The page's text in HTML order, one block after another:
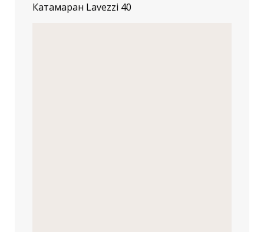
Катамаран Lavezzi 40